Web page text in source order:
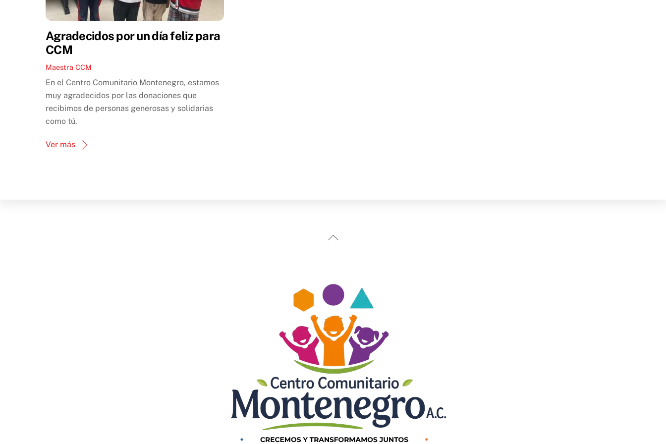
Agradecidos por un día feliz para
CCM
Maestra CCM
En el Centro Comunitario Montenegro, estamos
muy agradecidos por las donaciones que
recibimos de personas generosas y solidarias
como tú.
Ver más
Back